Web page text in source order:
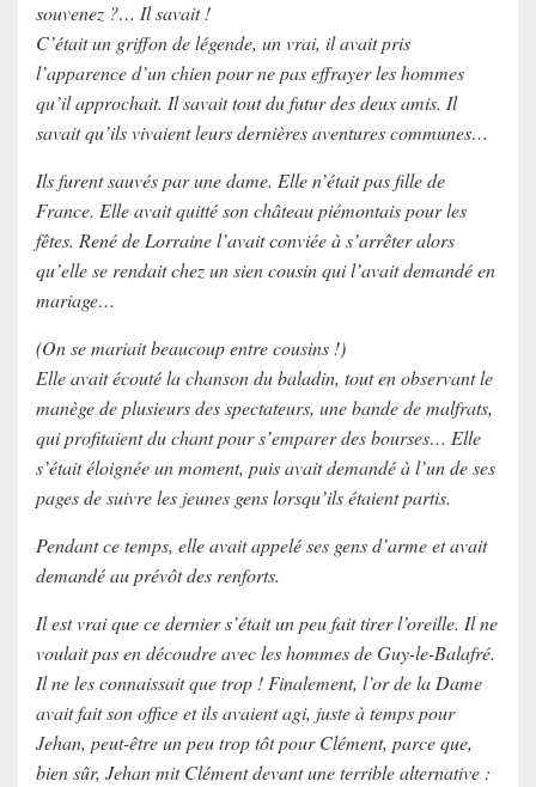
souvenez ?… Il savait !
C’était un griffon de légende, un vrai, il avait pris
l’apparence d’un chien pour ne pas effrayer les hommes
qu’il approchait. Il savait tout du futur des deux amis. Il
savait qu’ils vivaient leurs dernières aventures communes…
Ils furent sauvés par une dame. Elle n’était pas fille de
France. Elle avait quitté son château piémontais pour les
fêtes. René de Lorraine l’avait conviée à s’arrêter alors
qu’elle se rendait chez un sien cousin qui l’avait demandé en
mariage…
(On se mariait beaucoup entre cousins !)
Elle avait écouté la chanson du baladin, tout en observant le
manège de plusieurs des spectateurs, une bande de malfrats,
qui profitaient du chant pour s’emparer des bourses… Elle
s’était éloignée un moment, puis avait demandé à l’un de ses
pages de suivre les jeunes gens lorsqu’ils étaient partis.
Pendant ce temps, elle avait appelé ses gens d’arme et avait
demandé au prévôt des renforts.
Il est vrai que ce dernier s’était un peu fait tirer l’oreille. Il ne
voulait pas en découdre avec les hommes de Guy-le-Balafré.
Il ne les connaissait que trop ! Finalement, l’or de la Dame
avait fait son office et ils avaient agi, juste à temps pour
Jehan, peut-être un peu trop tôt pour Clément, parce que,
bien sûr, Jehan mit Clément devant une terrible alternative :